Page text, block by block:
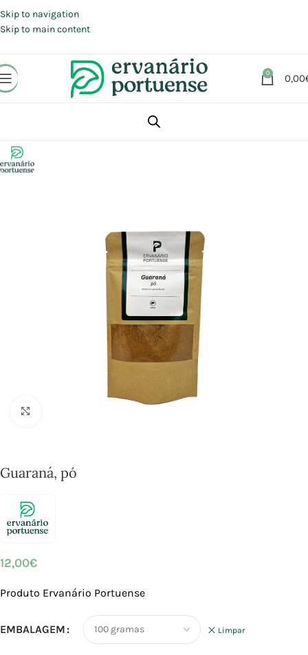
Skip to navigation
Skip to main content
0 0,00
Guaraná, pó
12,00€
Produto Ervanário Portuense
EMBALAGEM Limpar